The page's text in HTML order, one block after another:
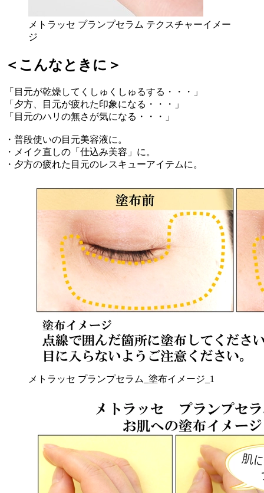
メトラッセ プランプセラム テクスチャーイメー
ジ
＜こんなときに＞
「目元が乾燥してくしゅくしゅるする・・・」
「夕方、目元が疲れた印象になる・・・」
「目元のハリの無さが気になる・・・」
・普段使いの目元美容液に。
・メイク直しの「仕込み美容」に。
・夕方の疲れた目元のレスキューアイテムに。
メトラッセ プランプセラム_塗布イメージ_1